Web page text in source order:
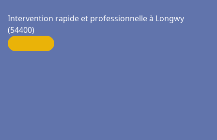
Intervention rapide et professionnelle à Longwy
(54400)